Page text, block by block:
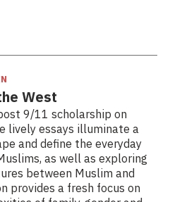
West
9/11 scholarship on
lively essays illuminate a
and define the everyday
as well as exploring
between Muslim and
provides a fresh focus on